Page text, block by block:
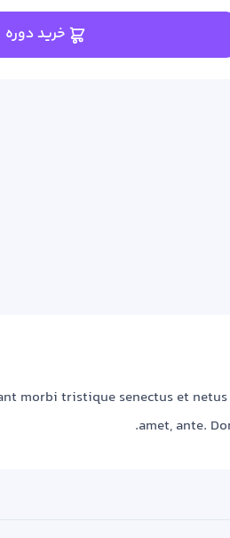
خرید دوره
morbi tristique senectus et
amet, ante.